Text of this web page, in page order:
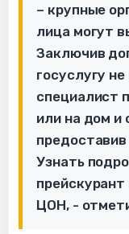
– крупные
лица могут
Заключив
госуслугу
специалист
или на дом и
Узнать
ЦОН, -